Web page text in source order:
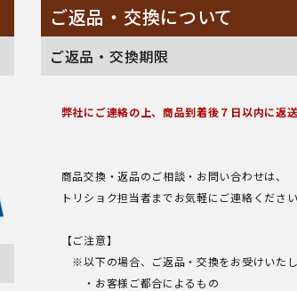
ご返品・交換について
ご返品・交換期限
弊社にご連絡の上、商品到着後７日以内に返送
商品交換・返品のご相談・お問い合わせは、
トリショク担当者までお気軽にご連絡ください
【ご注意】
※以下の場合、ご返品・交換をお受けいたし
・お客様ご都合によるもの